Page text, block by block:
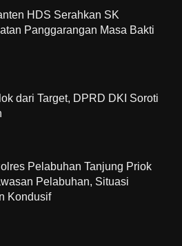
HDS Serahkan SK
Panggarangan Masa Bakti
dari Target, DPRD DKI Soroti
Pelabuhan Tanjung Priok
Pelabuhan, Situasi
Kondusif